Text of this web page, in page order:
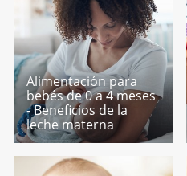
Alimentación para
bebés de 0 a 4 meses
- Beneficios de la
leche materna